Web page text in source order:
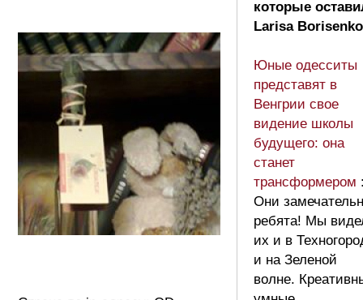
которые
Larisa
Юные одесситы
представят в
Венгрии свое
видение школы
будущего: она
станет
трансформером
Они
ребята! Мы
их и в
и на Зеленой
волне.